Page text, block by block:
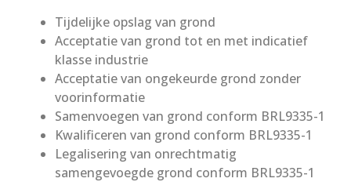
Tijdelijke opslag van grond
Acceptatie van grond tot en met indicatief
klasse industrie
Acceptatie van ongekeurde grond zonder
voorinformatie
Samenvoegen van grond conform BRL9335-1
Kwalificeren van grond conform BRL9335-1
Legalisering van onrechtmatig
samengevoegde grond conform BRL9335-1